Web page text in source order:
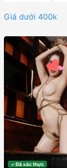
Giá dưới 400k
✓Đã xác thực